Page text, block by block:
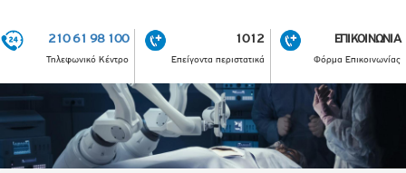
210 61 98 100
Τηλεφωνικό Κέντρο
1012
Επείγοντα περιστατικά
ΕΠΙΚΟΙΝΩΝΙΑ
Φόρμα Επικοινωνίας